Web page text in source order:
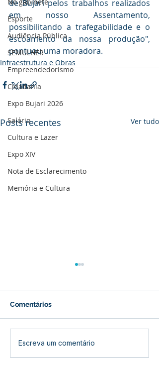
Esporte
Audiência Pública
SEMULHER
Empreendedorismo
Cidadania
Expo Bujari 2026
Salário
Cultura e Lazer
Expo XIV
Nota de Esclarecimento
Memória e Cultura
de Bujari pelos trabalhos realizados
em nosso Assentamento,
possibilitando a trafegabilidade e o
escoamento da nossa produção",
pontuou uma moradora.
Infraestrutura e Obras
Posts recentes Ver tudo
Prefeitura inicia
Comentários
Escreva um comentário